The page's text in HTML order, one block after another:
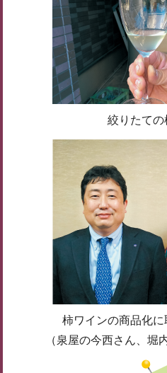
絞りたての
柿ワインの商品化
（泉屋の今西さん、堀